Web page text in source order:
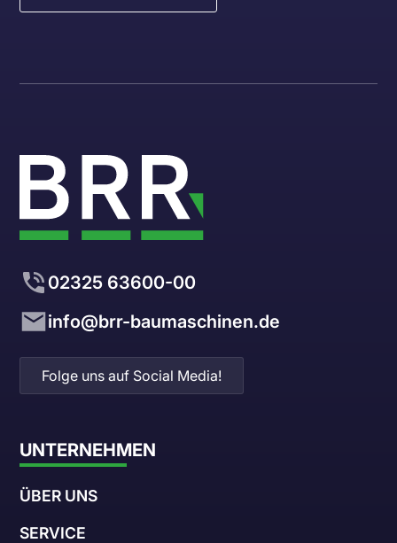
02325 63600-00
info@brr-baumaschinen.de
Folge uns auf Social Media!
UNTERNEHMEN
ÜBER UNS
SERVICE